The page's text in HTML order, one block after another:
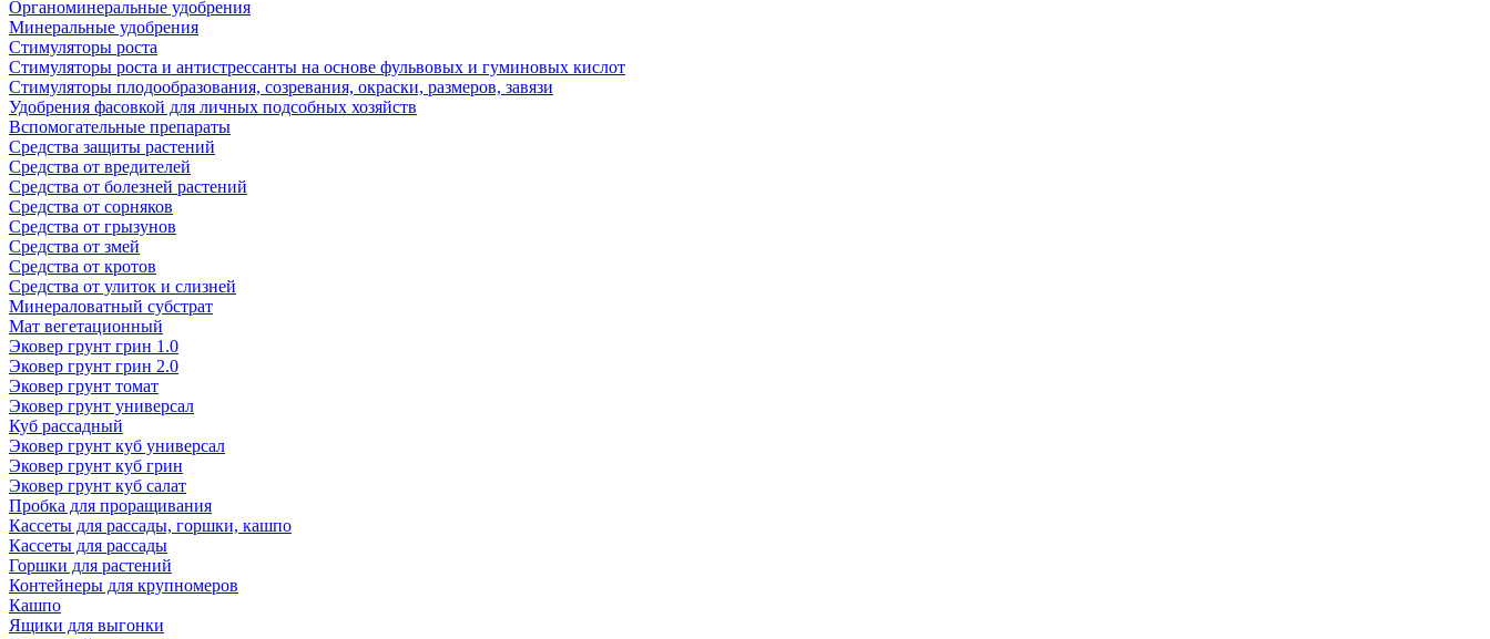
Органоминеральные удобрения
Минеральные удобрения
Стимуляторы роста
Стимуляторы роста и антистрессанты на основе фульвовых и гуминовых кислот
Стимуляторы плодообразования, созревания, окраски, размеров, завязи
Удобрения фасовкой для личных подсобных хозяйств
Вспомогательные препараты
Средства защиты растений
Средства от вредителей
Средства от болезней растений
Средства от сорняков
Средства от грызунов
Средства от змей
Средства от кротов
Средства от улиток и слизней
Минераловатный субстрат
Мат вегетационный
Эковер грунт грин 1.0
Эковер грунт грин 2.0
Эковер грунт томат
Эковер грунт универсал
Куб рассадный
Эковер грунт куб универсал
Эковер грунт куб грин
Эковер грунт куб салат
Пробка для проращивания
Кассеты для рассады, горшки, кашпо
Кассеты для рассады
Горшки для растений
Контейнеры для крупномеров
Кашпо
Ящики для выгонки